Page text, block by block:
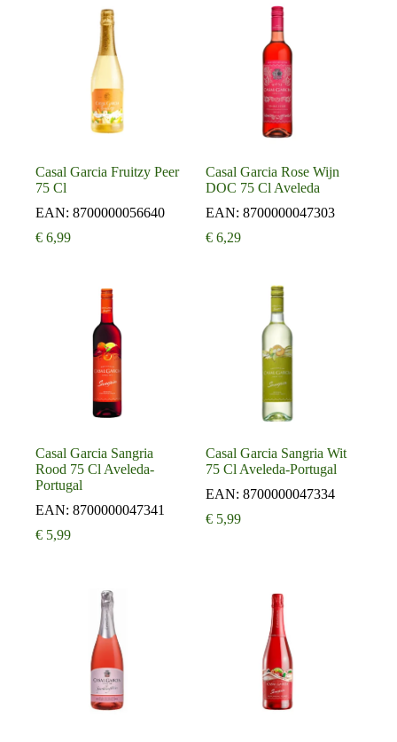
Casal Garcia Fruitzy Peer
75 Cl
EAN: 8700000056640
€ 6,99
Casal Garcia Rose Wijn
DOC 75 Cl Aveleda
EAN:8700000047303
€ 6,29
Casal Garcia Sangria
Rood 75 Cl Aveleda-
Portugal
EAN: 8700000047341
€ 5,99
Casal Garcia Sangria Wit
75 Cl Aveleda-Portugal
EAN:8700000047334
€ 5,99